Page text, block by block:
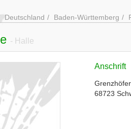
Deutschland Baden-Württemberg
- Halle
Anschrift
68723